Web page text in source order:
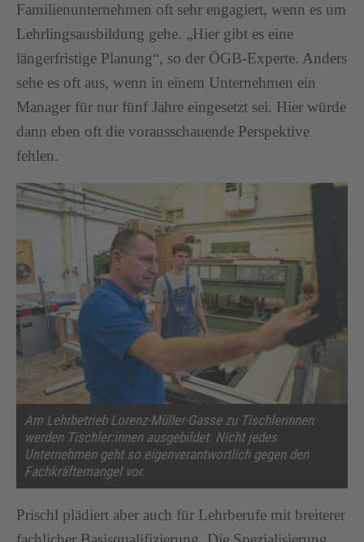
Familienunternehmen oft sehr engagiert, wenn es um
Lehrlingsausbildung gehe. „Hier gibt es eine
längerfristige Planung“, so der ÖGB-Experte. Anders
sehe es oft aus, wenn in einem Unternehmen ein
Manager für nur fünf Jahre eingesetzt sei. Hier würde
dann eben oft die vorausschauende Perspektive
fehlen.
Am Lehrbetrieb Lorenz-Müller-Gasse zu Tischlerinnen
werden Tischler:innen ausgebildet. Nicht jedes
Unternehmen geht so eigenverantwortlich gegen den
Fachkräftemangel vor.
Prischl plädiert aber auch für Lehrberufe mit breiterer